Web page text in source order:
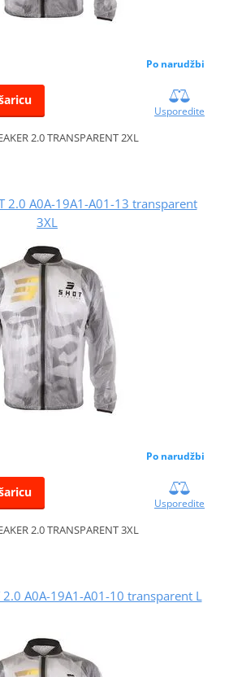
Po narudžbi
Usporedite
2.0 TRANSPARENT 2XL
2.0 A0A-19A1-A01-13 transparent
3XL
Po narudžbi
Usporedite
2.0 TRANSPARENT 3XL
A0A-19A1-A01-10 transparent L